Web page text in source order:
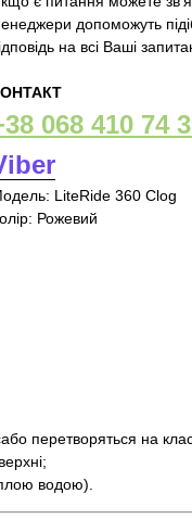
допоможуть
на всі Ваші
068 410 74
LiteRide 360 Clog
Рожевий
перетворяться на
водою).